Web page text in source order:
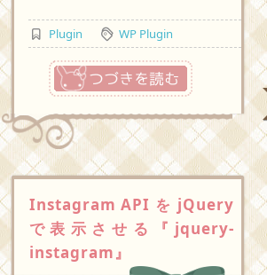
Plugin WP Plugin
つづきを読む
Instagram API を jQuery
で表示させる『jquery-
instagram』